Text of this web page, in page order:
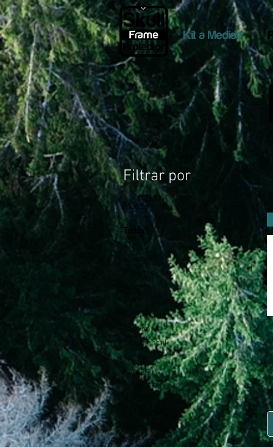
Kit a Medida
Filtrar por
Marca
Todos
3T
Cannondale
Canyon
Commencal
Cube
Forestal
Mondraker
Scott